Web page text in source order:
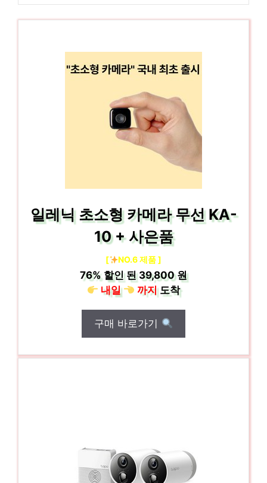
일레닉 초소형 카메라 무선 KA-
10 + 사은품
[ NO.6 제품 ]
76%할인 된39,800 원
내일
까지도착
구매 바로가기